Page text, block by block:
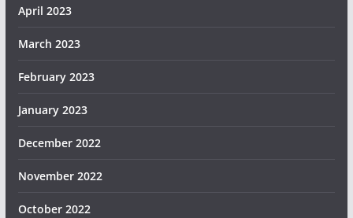
April 2023
March 2023
February 2023
January 2023
December 2022
November 2022
October 2022